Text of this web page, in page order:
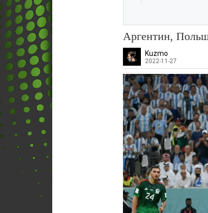
Аргентин,
Kuzmo
2022-11-27